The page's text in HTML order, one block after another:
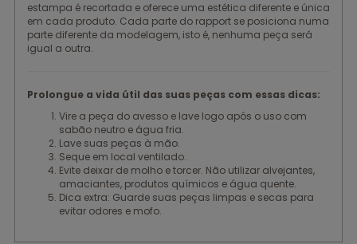
estampa é recortada e oferece uma estética diferente e única
em cada produto. Cada parte do rapport se posiciona numa
parte diferente da modelagem, isto é, nenhuma peça será
igual a outra.
Prolongue a vida útil das suas peças com essas dicas:
Vire a peça do avesso e lave logo após o uso com
sabão neutro e água fria.
Lave suas peças à mão.
Seque em local ventilado.
Evite deixar de molho e torcer. Não utilizar alvejantes,
amaciantes, produtos químicos e água quente.
Dica extra: Guarde suas peças limpas e secas para
evitar odores e mofo.